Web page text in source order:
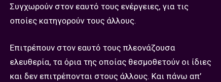
Συγχωρούν στον εαυτό τους ενέργειες, για τις
οποίες κατηγορούν τους άλλους.
Επιτρέπουν στον εαυτό τους πλεονάζουσα
ελευθερία, τα όρια της οποίας θεσμοθετούν οι ίδιες
και δεν επιτρέπονται στους άλλους. Και πάνω απ’